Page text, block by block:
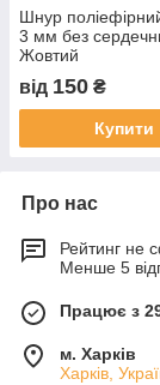
Шнур
3 мм без
Жовтий
від 150 ₴
Купити
Про нас
Рейтинг не
Менше 5
Працює з
м. Харків
Харків,